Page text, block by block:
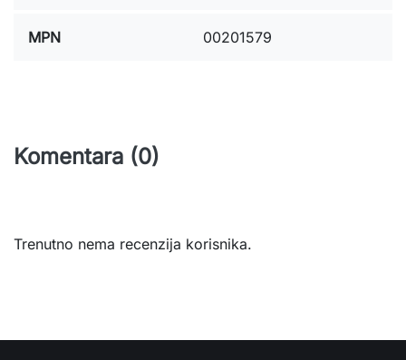
MPN 00201579
Komentara (0)
Trenutno nema recenzija korisnika.